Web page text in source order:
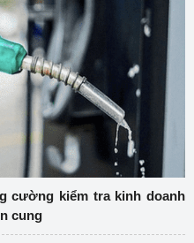
cường kiểm tra kinh doanh
cung